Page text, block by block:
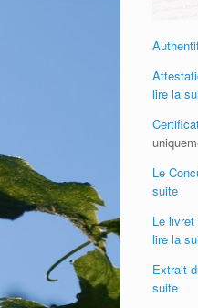
lire la
Le
suite
Le
lire la
Extrait
suite